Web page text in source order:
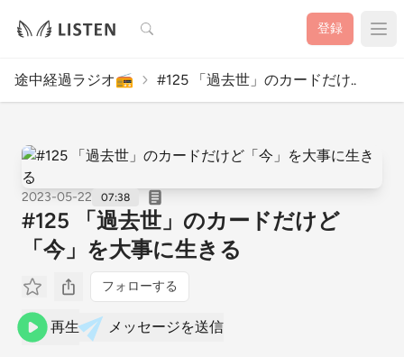
検索 登録
途中経過ラジオ📻️ #125 「過去世」のカードだけ..
2023-05-22 07:38
#125 「過去世」のカードだけど
「今」を大事に生きる
フォローする
再生 メッセージを送信